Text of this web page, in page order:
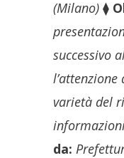
(Milano)⧫
successivo
varietà del
da: